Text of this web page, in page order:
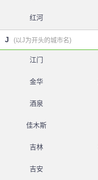
红河
J (以J为开头的城市名)
江门
金华
酒泉
佳木斯
吉林
吉安